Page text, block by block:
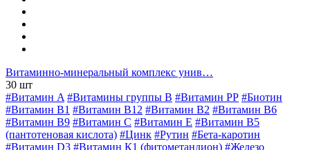
Витаминно-минеральный комплекс унив…
30 шт
#Витамин A #Витамины группы В #Витамин РР #Биотин
#Витамин B1 #Витамин B12 #Витамин B2 #Витамин B6
#Витамин B9 #Витамин C #Витамин E #Витамин В5
(пантотеновая кислота) #Цинк #Рутин #Бета-каротин
#Витамин D3 #Витамин К1 (фитометандион) #Железо